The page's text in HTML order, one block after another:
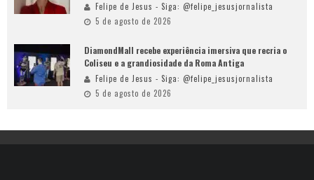
Felipe de Jesus - Siga: @felipe_jesusjornalista
5 de agosto de 2026
DiamondMall recebe experiência imersiva que recria o
Coliseu e a grandiosidade da Roma Antiga
Felipe de Jesus - Siga: @felipe_jesusjornalista
5 de agosto de 2026